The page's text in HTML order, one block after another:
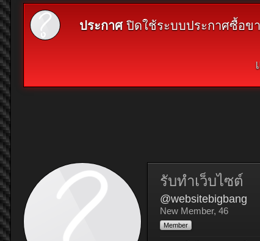
ประกาศปิดใช้ระบบประกาศซื้อขา
รับทำเว็บไซต์
@websitebigbang
New Member, 46
Member